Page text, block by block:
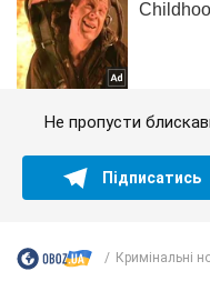
Не пропусти
Підписатись
Кримінальні